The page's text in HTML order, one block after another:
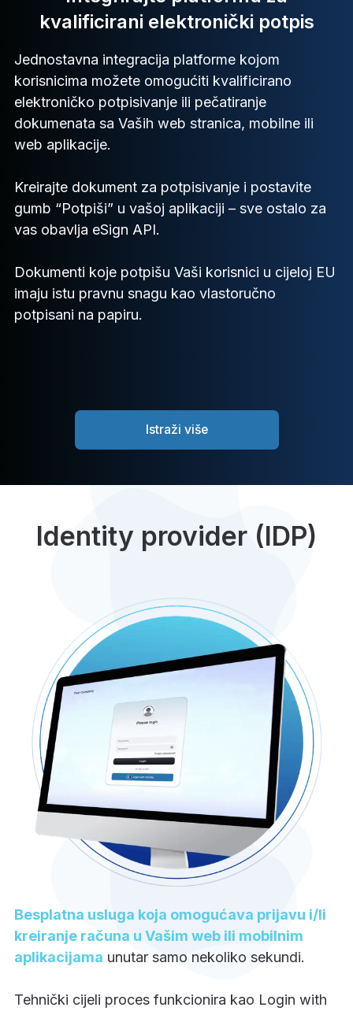
kvalificirani elektronički potpis
Jednostavna integracija platforme kojom
korisnicima možete omogućiti kvalificirano
elektroničko potpisivanje ili pečatiranje
dokumenata sa Vaših web stranica, mobilne ili
web aplikacije.
Kreirajte dokument za potpisivanje i postavite
gumb “Potpiši” u vašoj aplikaciji – sve ostalo za
vas obavlja eSign API.
Dokumenti koje potpišu Vaši korisnici u cijeloj EU
imaju istu pravnu snagu kao vlastoručno
potpisani na papiru.
Istraži više
Identity provider (IDP)
Besplatna usluga koja omogućava prijavu i/li
kreiranje računa u Vašim web ili mobilnim
aplikacijama unutar samo nekoliko sekundi.
Tehnički cijeli proces funkcionira kao Login with